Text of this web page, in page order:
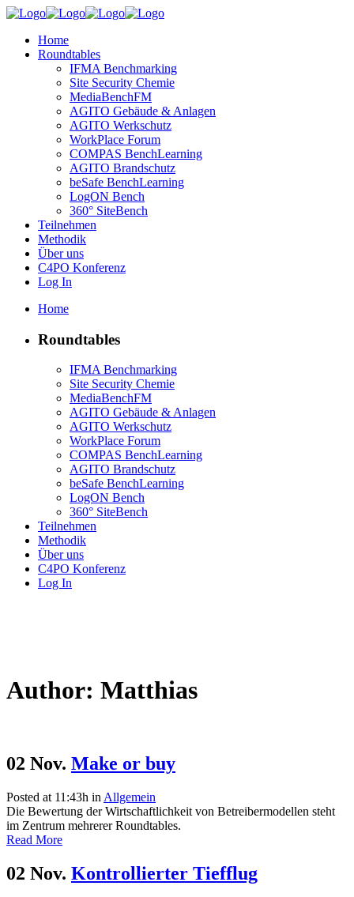
Home
Roundtables
IFMA Benchmarking
Site Security Chemie
MediaBenchFM
AGITO Gebäude & Anlagen
AGITO Werkschutz
WorkPlace Forum
COMPAS BenchLearning
AGITO Brandschutz
beSafe BenchLearning
LogON Bench
360° SiteBench
Teilnehmen
Methodik
Über uns
C4PO Konferenz
Log In
Home
Roundtables
IFMA Benchmarking
Site Security Chemie
MediaBenchFM
AGITO Gebäude & Anlagen
AGITO Werkschutz
WorkPlace Forum
COMPAS BenchLearning
AGITO Brandschutz
beSafe BenchLearning
LogON Bench
360° SiteBench
Teilnehmen
Methodik
Über uns
C4PO Konferenz
Log In
Author: Matthias
02 Nov. Make or buy
Posted at 11:43h in Allgemein
Die Bewertung der Wirtschaftlichkeit von Betreibermodellen steht
im Zentrum mehrerer Roundtables.
Read More
02 Nov. Kontrollierter Tiefflug